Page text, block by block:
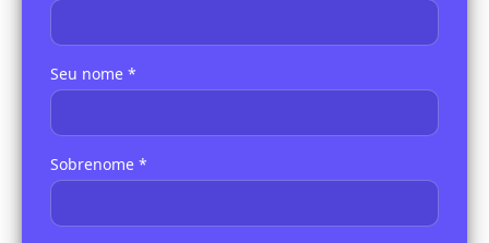
Seu nome *
Sobrenome *